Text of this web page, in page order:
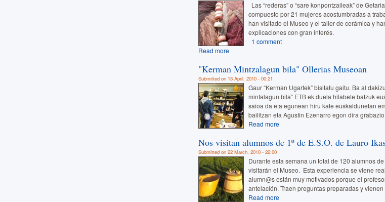
Las “rederas” o “sare konpontzaileak” de
compuesto por 21 mujeres acostumbradas a
han visitado el Museo y el taller de cerámica y
explicaciones con gran interés.
1 comment
Read more
"Kerman Mintzalagun bila" Ollerias Museoan
Submitted on 13 April, 2010 - 00:21
Gaur “Kerman Ugartek” bisitatu gaitu. Ba al
mintalagun bila” ETB ek duela hilabete batzuk
saioa da eta egunean hiru kate euskaldunetan
bailitzan eta Agustin Ezenarro egon dira
Read more
Nos visitan alumnos de 1º de E.S.O. de Lauro
Submitted on 22 March, 2010 - 22:00
Durante esta semana un total de 120 alumnos
visitarán el Museo. Esta experiencia se viene
alumn@s están muy motivados porque el
antelación. Traen preguntas preparadas y vienen
Read more